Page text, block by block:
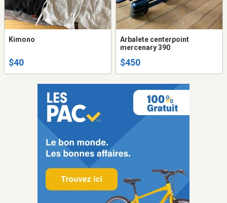
Kimono
$40
Arbalete centerpoint
mercenary 390
$450